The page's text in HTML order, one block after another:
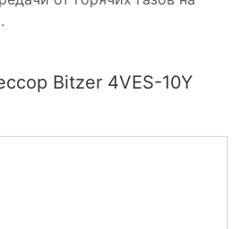
Bitzer 4VES-10Y